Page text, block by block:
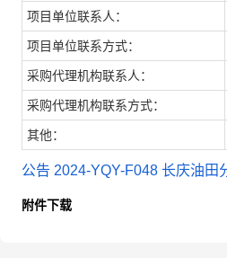
项目单位联系人：
项目单位联系方式：
采购代理机构联系人：
采购代理机构联系方式：
其他：
公告 2024-YQY-F048 长庆油
附件下载